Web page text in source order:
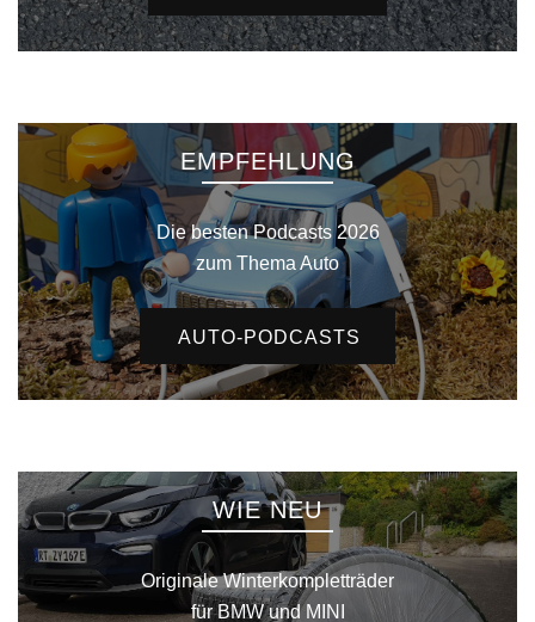
EMPFEHLUNG
Die besten Podcasts 2026
zum Thema Auto
AUTO-PODCASTS
WIE NEU
Originale Winterkompletträder
für BMW und MINI